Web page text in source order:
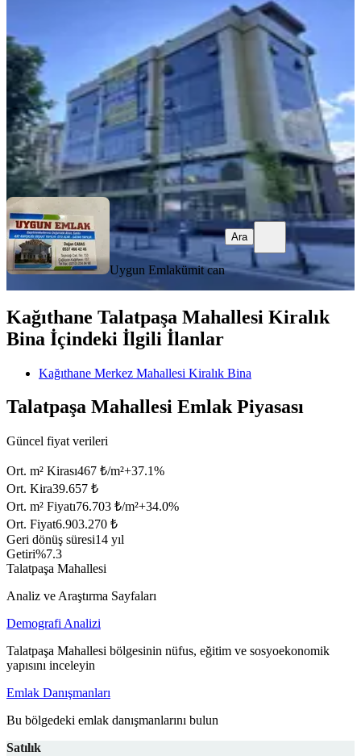
Kağıthane, Merkez Mahallesi
3501 m²·07.07.2026
2.000.000 ₺
Uygun Emlak ümit can
Ara
Uygun Emlakümit can
Ara
Kağıthane Talatpaşa Mahallesi Kiralık
Bina İçindeki İlgili İlanlar
Kağıthane Merkez Mahallesi Kiralık Bina
Talatpaşa Mahallesi Emlak Piyasası
Güncel fiyat verileri
Ort. m² Kirası467 ₺/m²+37.1%
Ort. Kira39.657 ₺
Ort. m² Fiyatı76.703 ₺/m²+34.0%
Ort. Fiyat6.903.270 ₺
Geri dönüş süresi14 yıl
Getiri%7.3
Talatpaşa Mahallesi
Analiz ve Araştırma Sayfaları
Demografi Analizi
Talatpaşa Mahallesi bölgesinin nüfus, eğitim ve sosyoekonomik
yapısını inceleyin
Emlak Danışmanları
Bu bölgedeki emlak danışmanlarını bulun
Satılık